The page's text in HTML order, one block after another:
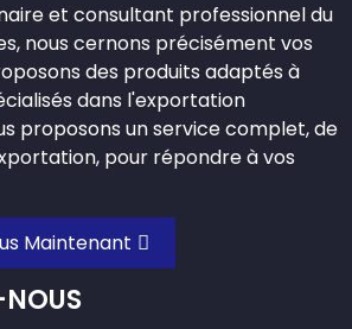
et consultant professionnel du
nous cernons précisément vos
des produits adaptés à
dans l'exportation
proposons un service complet, de
pour répondre à vos
Maintenant